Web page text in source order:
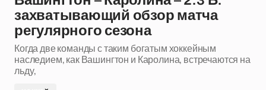
захватывающий обзор матча
регулярного сезона
Когда две команды с таким богатым хоккейным
наследием, как Вашингтон и Каролина, встречаются на
льду,